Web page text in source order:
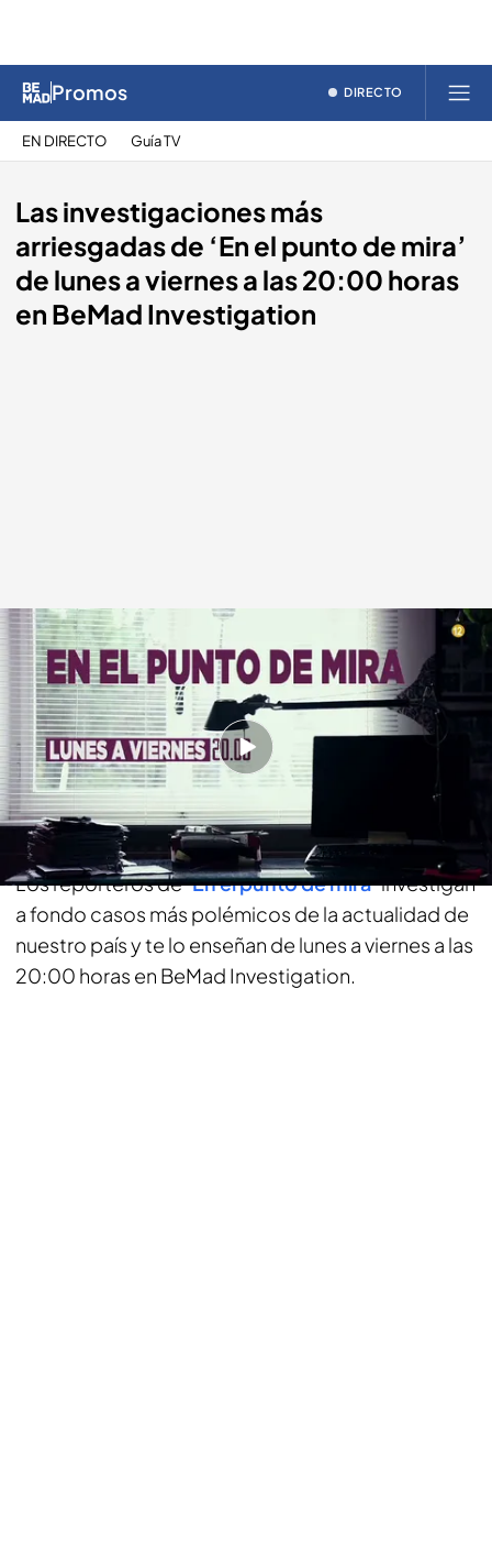
Promos DIRECTO
EN DIRECTO Guía TV
Las investigaciones más
arriesgadas de ‘En el punto de mira’
de lunes a viernes a las 20:00 horas
en BeMad Investigation
bemad.es
18 JUL 2018 - 16:39h.
Compartir
Estafadores, venta de alcohol a menores, los
peligros de Internet, el maltrato a los ancianos…
Los reporteros de‘En el punto de mira’investigan
a fondo casos más polémicos de la actualidad de
nuestro país y te lo enseñan de lunes a viernes a las
20:00 horas en BeMad Investigation.